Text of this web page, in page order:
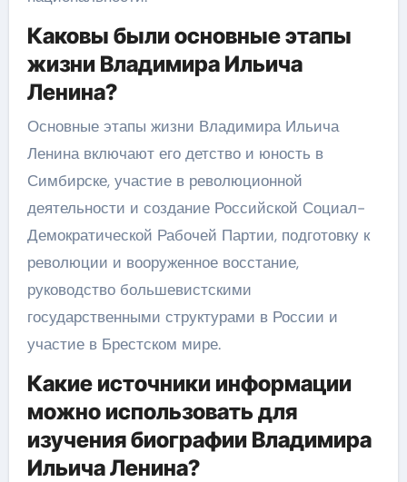
Каковы были основные этапы
жизни Владимира Ильича
Ленина?
Основные этапы жизни Владимира Ильича
Ленина включают его детство и юность в
Симбирске, участие в революционной
деятельности и создание Российской Социал-
Демократической Рабочей Партии, подготовку к
революции и вооруженное восстание,
руководство большевистскими
государственными структурами в России и
участие в Брестском мире.
Какие источники информации
можно использовать для
изучения биографии Владимира
Ильича Ленина?